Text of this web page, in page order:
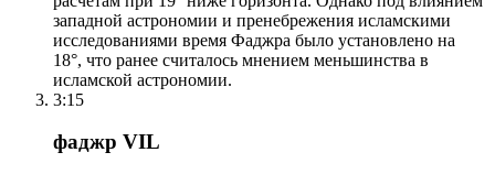
западной астрономии и пренебрежения исламскими
исследованиями время Фаджра было установлено на
18°, что ранее считалось мнением меньшинства в
исламской астрономии.
3:15
фаджр VIL